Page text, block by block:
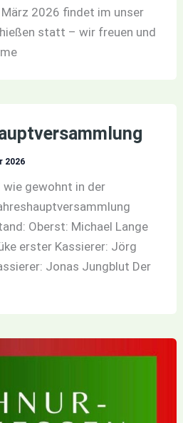
2026 findet im unser
statt – wir freuen und
2026
gewohnt in der
Oberst: Michael Lange
erster Kassierer: Jörg
Jonas Jungblut Der